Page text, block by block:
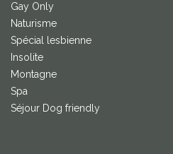
Gay Only
Naturisme
Spécial lesbienne
Insolite
Montagne
Spa
Séjour Dog friendly